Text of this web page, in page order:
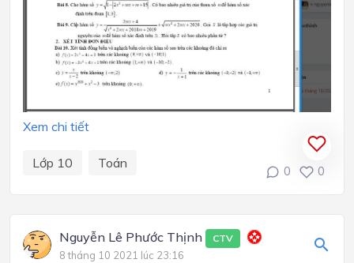
Xem chi tiết
Lớp 10 Toán
0 0
Nguyễn Lê Phước Thịnh CTV
8 tháng 10 2021 lúc 23:16